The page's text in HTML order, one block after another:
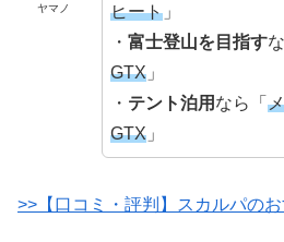
ヤマノ
ヒート」
・ 富士登山を目指す
GTX」
・ テント泊用 なら「
GTX」
>>【口コミ・評判】スカルパの